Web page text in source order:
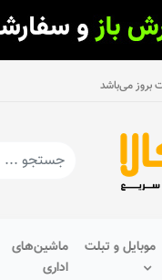
بروز می‌باشد
موبایل و تبلت
ماشین‌های
اداری